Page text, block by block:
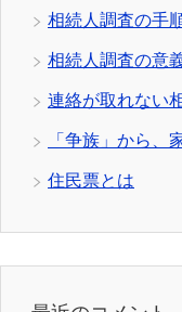
相続人調査の手
相続人調査の意
連絡が取れない
「争族」から、
住民票とは